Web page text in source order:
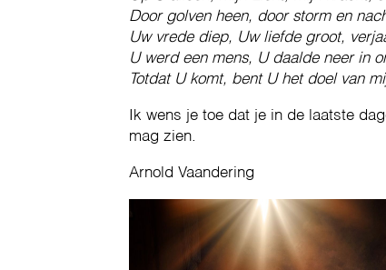
Door golven heen, door storm en
Uw vrede diep, Uw liefde groot,
U werd een mens, U daalde neer in
Totdat U komt, bent U het doel van
Ik wens je toe dat je in de laatste
mag zien.
Arnold Vaandering